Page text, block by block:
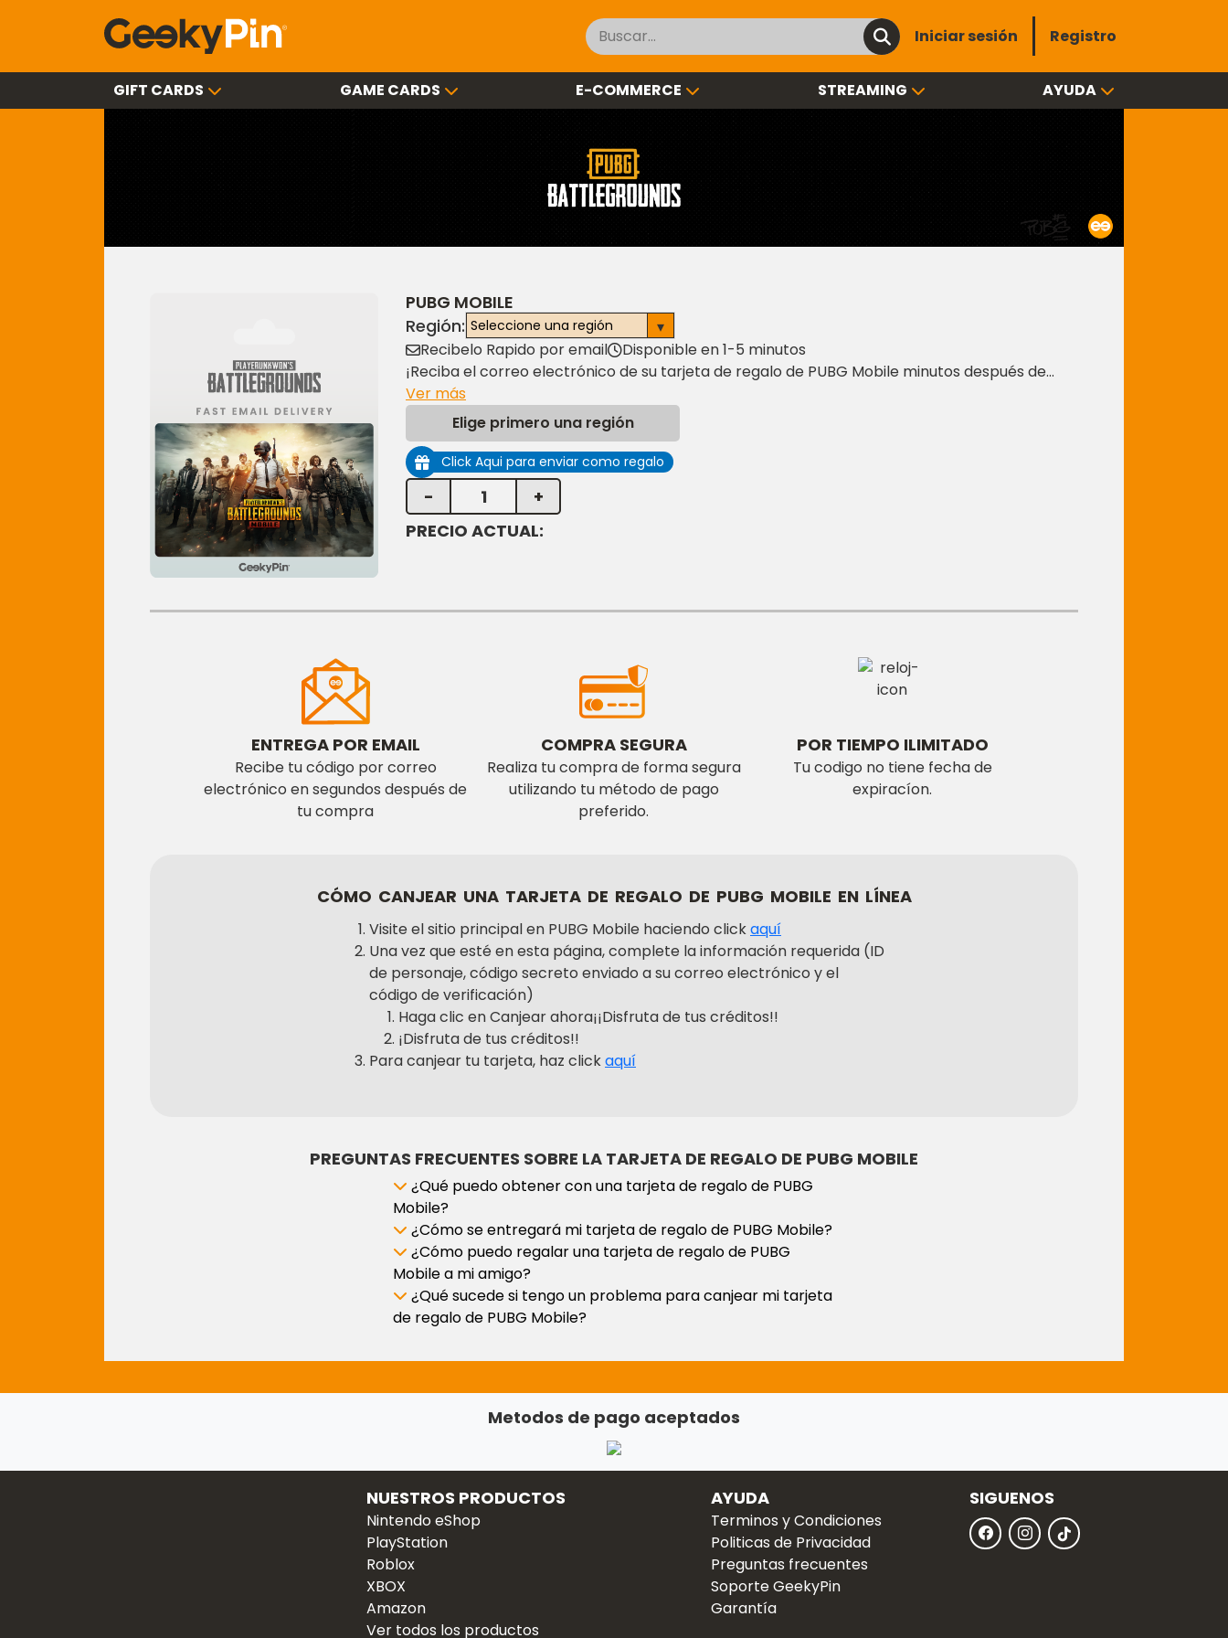
Iniciar sesión Registro
GIFT CARDS GAME CARDS E-COMMERCE STREAMING AYUDA
PUBG MOBILE
Región:
Recibelo Rapido por email
Disponible en 1-5 minutos
¡Reciba el correo electrónico de su tarjeta de regalo de PUBG Mobile minutos después de
su compra y canjearla en su juego PUBG para obtener efectivo desconocido y utilícelo en
su juego!.
Ver más
Elige primero una región
Click Aqui para enviar como regalo
- 1
+
PRECIO ACTUAL:
ENTREGA POR EMAIL
Recibe tu código por correo
electrónico en segundos después de
tu compra
COMPRA SEGURA
Realiza tu compra de forma segura
utilizando tu método de pago
preferido.
POR TIEMPO ILIMITADO
Tu codigo no tiene fecha de
expiracíon.
CÓMO CANJEAR UNA TARJETA DE REGALO DE PUBG MOBILE EN LÍNEA
Visite el sitio principal en PUBG Mobile haciendo clickaquí
Una vez que esté en esta página, complete la información requerida (ID
de personaje, código secreto enviado a su correo electrónico y el
código de verificación)
Haga clic en Canjear ahora¡¡Disfruta de tus créditos!!
¡Disfruta de tus créditos!!
Para canjear tu tarjeta, haz clickaquí
PREGUNTAS FRECUENTES SOBRE LA TARJETA DE REGALO DE PUBG MOBILE
¿Qué puedo obtener con una tarjeta de regalo de PUBG
Mobile?
¿Cómo se entregará mi tarjeta de regalo de PUBG Mobile?
¿Cómo puedo regalar una tarjeta de regalo de PUBG
Mobile a mi amigo?
¿Qué sucede si tengo un problema para canjear mi tarjeta
de regalo de PUBG Mobile?
Metodos de pago aceptados
NUESTROS PRODUCTOS
Nintendo eShop
PlayStation
Roblox
XBOX
Amazon
Ver todos los productos
AYUDA
Terminos y Condiciones
Politicas de Privacidad
Preguntas frecuentes
Soporte GeekyPin
Garantía
SIGUENOS